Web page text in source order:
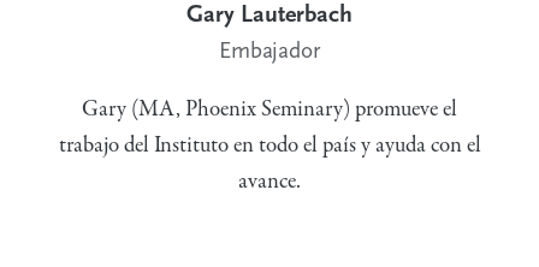
Gary Lauterbach
Embajador
Gary (MA, Phoenix Seminary) promueve el
trabajo del Instituto en todo el país y ayuda con el
avance.